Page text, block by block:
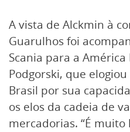
A vista de Alckmin à
Guarulhos foi
Scania para a
Podgorski, que
Brasil por sua
os elos da cadeia de
mercadorias. “É